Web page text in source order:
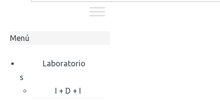
Menú
Laboratorio
s
I + D + I